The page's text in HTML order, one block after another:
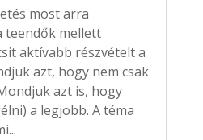
most arra
teendők mellett
aktívabb részvételt a
azt, hogy nem csak
azt is, hogy
a legjobb. A téma